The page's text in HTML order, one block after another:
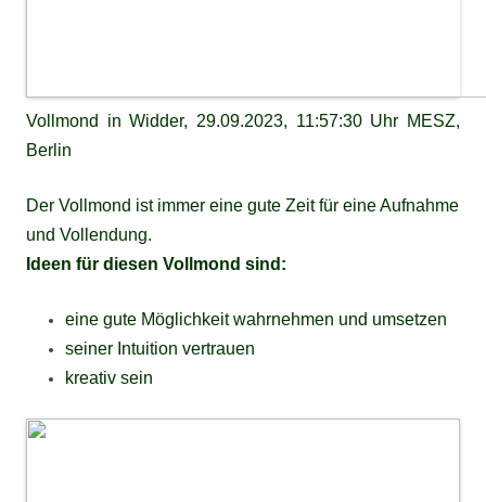
Vollmond in Widder, 29.09.2023, 11:57:30 Uhr MESZ,
Berlin
Der Vollmond ist immer eine gute Zeit für eine Aufnahme
und Vollendung.
Ideen für diesen Vollmond sind:
eine gute Möglichkeit wahrnehmen und umsetzen
seiner Intuition vertrauen
kreativ sein